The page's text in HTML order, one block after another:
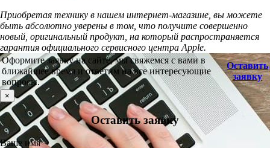
Приобретая технику в нашем интернет-магазине, вы можете
быть абсолютно уверены в том, что получите совершенно
новый, оригинальный продукт, на который распространяется
гарантия официального сервисного центра Apple.
Оформите заявку на сайте, мы свяжемся с вами в
ближайшее время и ответим на все интересующие
вопросы.
Оставить
заявку
×
Оставить заявку
Ваше имя